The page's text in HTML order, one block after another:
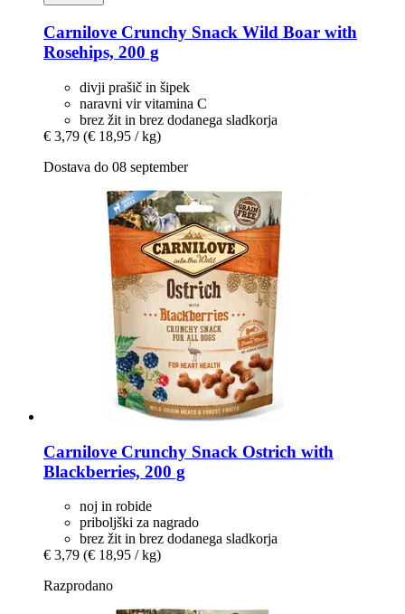
Carnilove Crunchy Snack Wild Boar with
Rosehips, 200 g
divji prašič in šipek
naravni vir vitamina C
brez žit in brez dodanega sladkorja
€ 3,79 (€ 18,95 / kg)
Dostava do 08 september
Carnilove Crunchy Snack Ostrich with
Blackberries, 200 g
noj in robide
priboljški za nagrado
brez žit in brez dodanega sladkorja
€ 3,79 (€ 18,95 / kg)
Razprodano